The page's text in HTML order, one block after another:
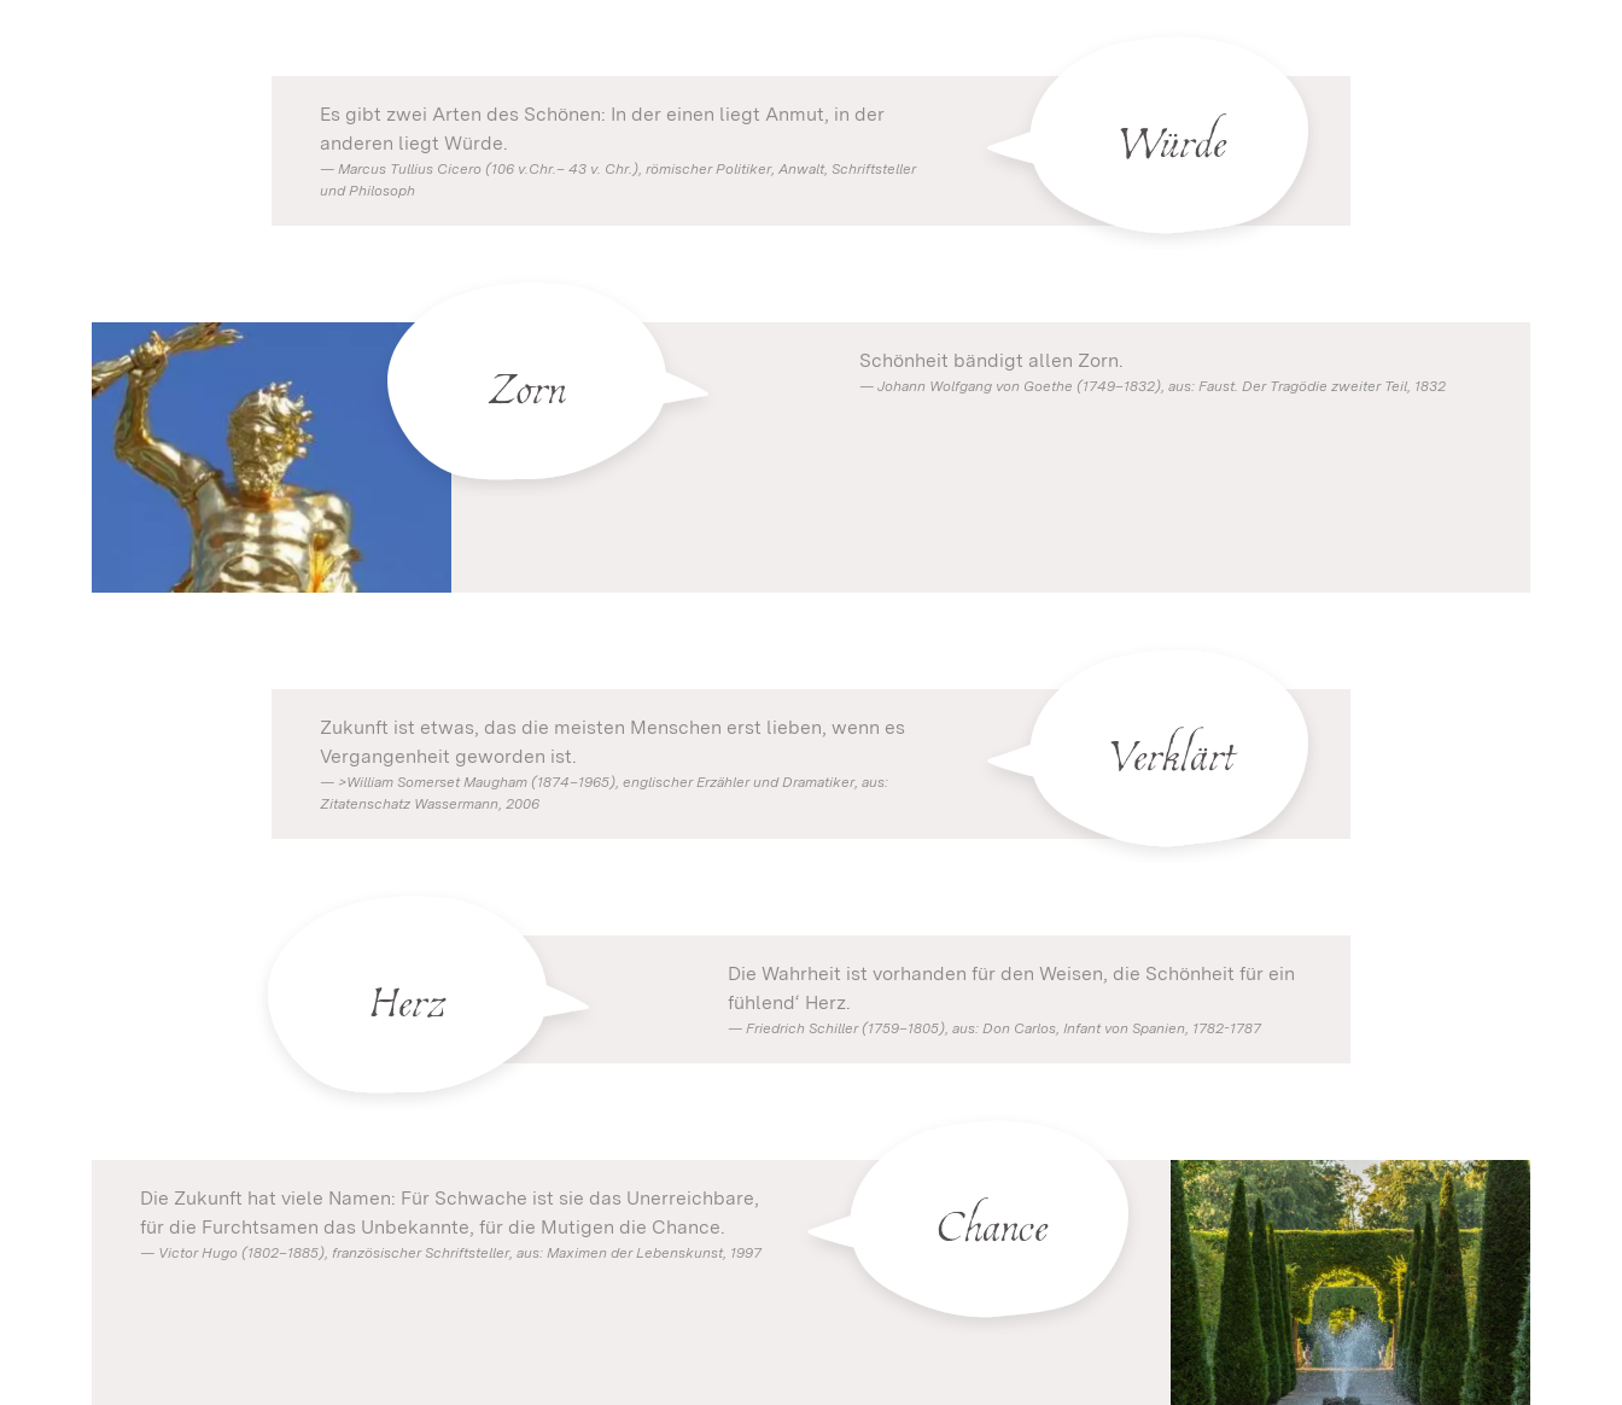
Würde
Es gibt zwei Arten des Schönen: In der einen liegt Anmut, in der
anderen liegt Würde.
Marcus Tullius Cicero (106 v.Chr.– 43 v. Chr.), römischer Politiker, Anwalt, Schriftsteller
und Philosoph
Zorn Schönheit bändigt allen Zorn.
Johann Wolfgang von Goethe (1749–1832), aus: Faust. Der Tragödie zweiter Teil, 1832
Verklärt
Zukunft ist etwas, das die meisten Menschen erst lieben, wenn es
Vergangenheit geworden ist.
>William Somerset Maugham (1874–1965), englischer Erzähler und Dramatiker, aus:
Zitatenschatz Wassermann, 2006
Herz
Die Wahrheit ist vorhanden für den Weisen, die Schönheit für ein
fühlend‘ Herz.
Friedrich Schiller (1759–1805), aus: Don Carlos, Infant von Spanien, 1782-1787
Chance
Die Zukunft hat viele Namen: Für Schwache ist sie das Unerreichbare,
für die Furchtsamen das Unbekannte, für die Mutigen die Chance.
Victor Hugo (1802–1885), französischer Schriftsteller, aus: Maximen der Lebenskunst, 1997